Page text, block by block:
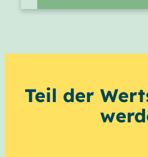
Teil der